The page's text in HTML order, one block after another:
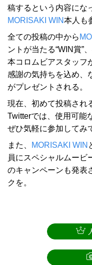
稿するという内容にな
MORISAKI WIN本人も
全ての投稿の中から
ントが当たる“WIN賞”
本コロムビアスタッフ
感謝の気持ちを込め、
がプレゼントされる。
現在、初めて投稿され
Twitterでは、使用可能
ぜひ気軽に参加してみ
また、
MORISAKI WIN
員にスペシャルムービ
のキャンペーンも発表
クを。